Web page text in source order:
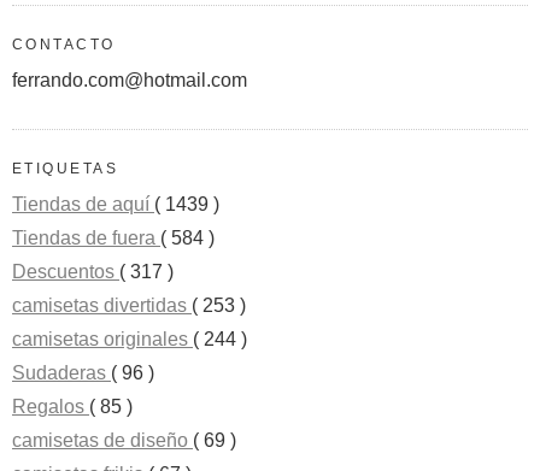
CONTACTO
ferrando.com@hotmail.com
ETIQUETAS
Tiendas de aquí ( 1439 )
Tiendas de fuera ( 584 )
Descuentos ( 317 )
camisetas divertidas ( 253 )
camisetas originales ( 244 )
Sudaderas ( 96 )
Regalos ( 85 )
camisetas de diseño ( 69 )